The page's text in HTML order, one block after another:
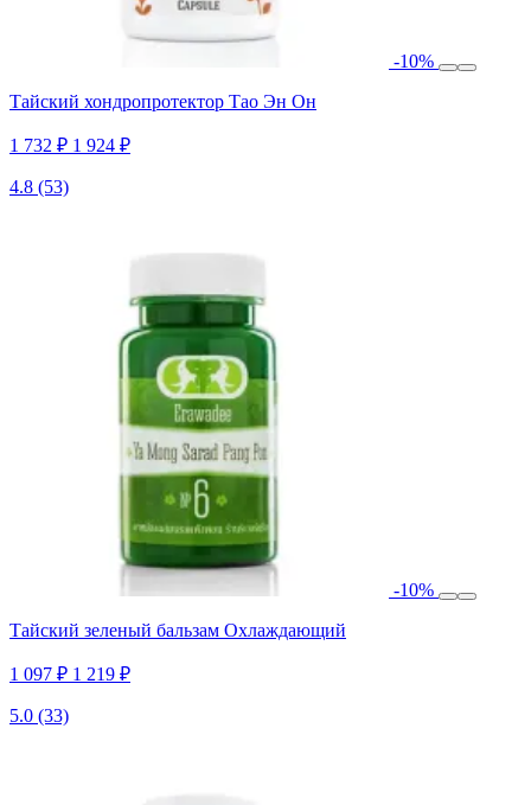
-10%
Тайский хондропротектор Тао Эн Он
1 732 ₽ 1 924 ₽
4.8 (53)
-10%
Тайский зеленый бальзам Охлаждающий
1 097 ₽ 1 219 ₽
5.0 (33)